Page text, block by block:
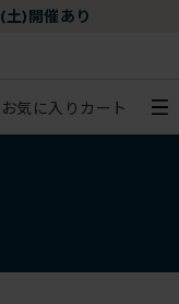
(土)開催あり
お気に入り カート